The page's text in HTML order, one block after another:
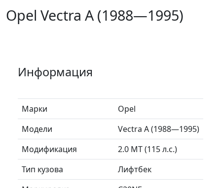
Opel Vectra A (1988—1995)
Информация
Марки
Opel
Модели
Vectra A (1988—1995)
Модификация
2.0 MT (115 л.с.)
Тип кузова
Лифтбек